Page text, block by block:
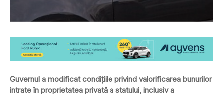
Guvernul a modificat condiţiile privind valorificarea bunurilor
intrate în proprietatea privată a statului, inclusiv a